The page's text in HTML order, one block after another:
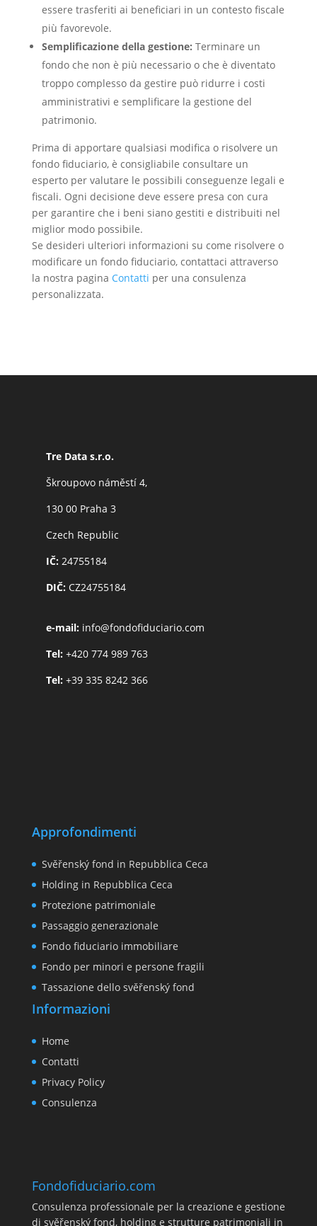
essere trasferiti ai beneficiari in un contesto fiscale
più favorevole.
Semplificazione della gestione: Terminare un
fondo che non è più necessario o che è diventato
troppo complesso da gestire può ridurre i costi
amministrativi e semplificare la gestione del
patrimonio.
Prima di apportare qualsiasi modifica o risolvere un
fondo fiduciario, è consigliabile consultare un
esperto per valutare le possibili conseguenze legali e
fiscali. Ogni decisione deve essere presa con cura
per garantire che i beni siano gestiti e distribuiti nel
miglior modo possibile.
Se desideri ulteriori informazioni su come risolvere o
modificare un fondo fiduciario, contattaci attraverso
la nostra pagina Contatti per una consulenza
personalizzata.
Tre Data s.r.o.
Škroupovo náměstí 4,
130 00 Praha 3
Czech Republic
IČ:24755184
DIČ:CZ24755184
e-mail: info@fondofiduciario.com
Tel: +420 774 989 763
Tel: +39 335 8242 366
Approfondimenti
Svěřenský fond in Repubblica Ceca
Holding in Repubblica Ceca
Protezione patrimoniale
Passaggio generazionale
Fondo fiduciario immobiliare
Fondo per minori e persone fragili
Tassazione dello svěřenský fond
Informazioni
Home
Contatti
Privacy Policy
Consulenza
Fondofiduciario.com
Consulenza professionale per la creazione e gestione
di svěřenský fond, holding e strutture patrimoniali in